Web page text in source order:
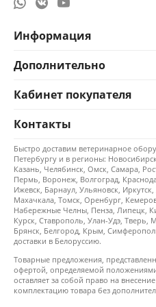
Информация
Дополнительно
Кабинет покупателя
Контакты
Быстро доставим ветеринарное
Петербургу и в регионы:
Казань, Челябинск, Омск, Самара,
Пермь, Воронеж, Волгоград,
Ижевск, Барнаул, Ульяновск,
Махачкала, Томск, Оренбург,
Набережные Челны, Пенза, Липецк,
Курск, Ставрополь, Улан-Удэ, Тверь,
Брянск, Белгород, Крым,
доставки в Белоруссию.
Товарные предложения,
офертой, определяемой
оставляет за собой право на
комплектацию товара без